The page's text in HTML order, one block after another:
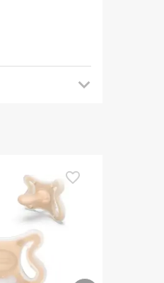
zögern Sie
befolgen